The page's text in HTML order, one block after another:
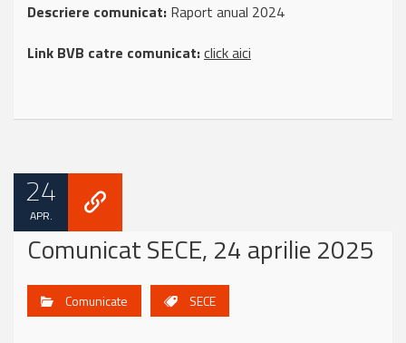
Descriere comunicat: Raport anual 2024
Link BVB catre comunicat:click aici
24
APR.
Comunicat SECE, 24 aprilie 2025
Comunicate SECE